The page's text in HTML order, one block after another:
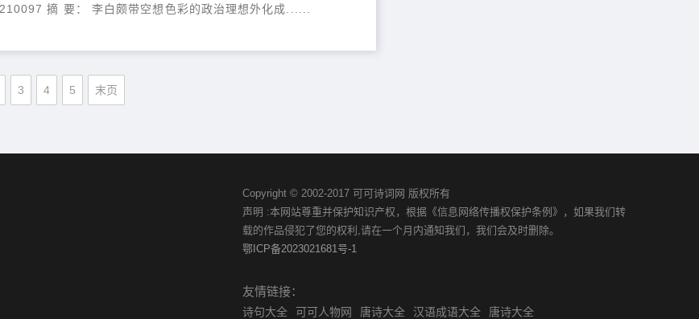
摘 要： 李白颇带空想色彩的政治理想外化成......
3 4 5 末页
Copyright © 2002-2017 可可诗词网 版权所有
声明 :本网站尊重并保护知识产权，根据《信息网络传播权保护条例》，如果我们转
载的作品侵犯了您的权利,请在一个月内通知我们，我们会及时删除。
鄂ICP备2023021681号-1
友情链接：
诗句大全 可可人物网 唐诗大全 汉语成语大全 唐诗大全